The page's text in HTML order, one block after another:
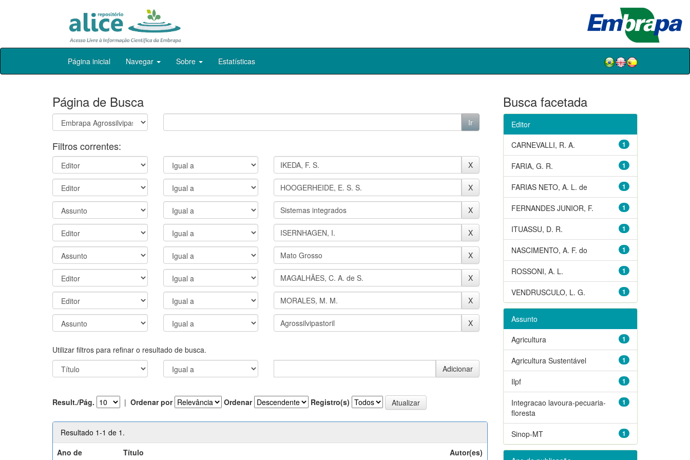
Skip
Página inicial Navegar Sobre Estatísticas
Página de Busca
Filtros correntes:
Utilizar filtros para refinar o resultado de busca.
Result./Pág. | Ordenar por Ordenar Registro(s)
Resultado 1-1 de 1.
Ano de
Título Autor(es)
Busca facetada
Editor
1
CARNEVALLI, R. A.
1
FARIA, G. R.
1
FARIAS NETO, A. L. de
1
FERNANDES JUNIOR, F.
1
ITUASSU, D. R.
1
NASCIMENTO, A. F. do
1
ROSSONI, A. L.
1
VENDRUSCULO, L. G.
Assunto
1
Agricultura
1
Agricultura Sustentável
1
Ilpf
1
Integracao lavoura-pecuaria-
floresta
1
Sinop-MT